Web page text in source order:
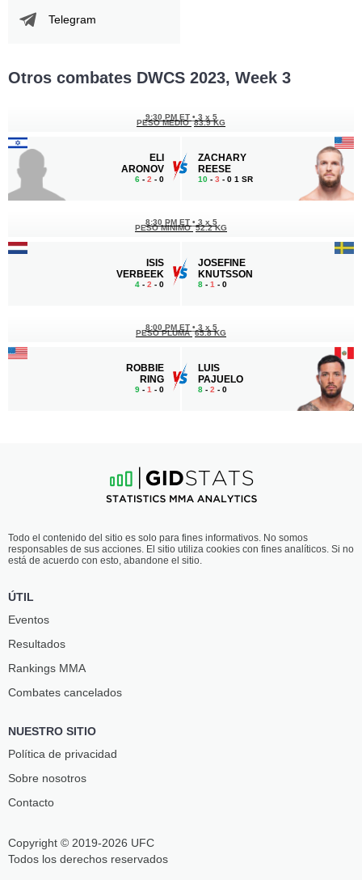
Telegram
Otros combates DWCS 2023, Week 3
ELI
ARONOV
6 - 2 - 0
9:30 PM ET • 3 x 5
PESO MEDIO 83.9 KG
ZACHARY
REESE
10 - 3 - 0 1 SR
ISIS
VERBEEK
4 - 2 - 0
8:30 PM ET • 3 x 5
PESO MÍNIMO 52.2 KG
JOSEFINE
KNUTSSON
8 - 1 - 0
ROBBIE
RING
9 - 1 - 0
8:00 PM ET • 3 x 5
PESO PLUMA 65.8 KG
LUIS
PAJUELO
8 - 2 - 0
Copyright © 2019-2026 UFC
Todos los derechos reservados
Todo el contenido del sitio es solo para fines informativos. No somos
responsables de sus acciones. El sitio utiliza cookies con fines analíticos. Si no
está de acuerdo con esto, abandone el sitio.
ÚTIL
Eventos
Resultados
Rankings ММА
Combates cancelados
NUESTRO SITIO
Política de privacidad
Sobre nosotros
Contacto